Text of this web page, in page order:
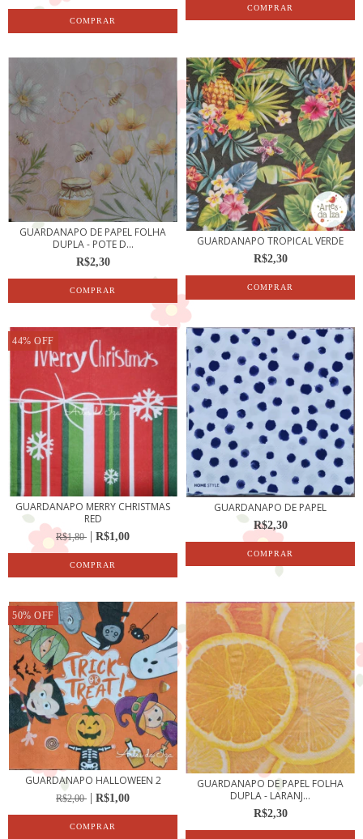
GUARDANAPO DE PAPEL FOLHA
DUPLA - POTE D...
R$2,30
GUARDANAPO TROPICAL VERDE
R$2,30
44% OFF
GUARDANAPO MERRY CHRISTMAS
RED
R$1,80 R$1,00
GUARDANAPO DE PAPEL
R$2,30
50% OFF
GUARDANAPO HALLOWEEN 2
R$2,00 R$1,00
GUARDANAPO DE PAPEL FOLHA
DUPLA - LARANJ...
R$2,30